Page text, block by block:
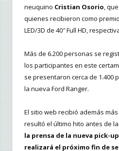
neuquino Cristian Osorio ,
quienes recibieron como
LED/3D de 40″ Full HD,
Más de 6.200 personas se
los participantes en este
se presentaron cerca de 1.400
la nueva Ford Ranger.
El sitio web recibió además
resultó el último hito antes de la
la prensa de la nueva pick-
realizará el próximo fin de